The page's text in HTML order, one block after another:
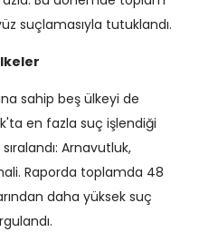
suçlamasıyla tutuklandı.
sahip beş ülkeyi de
en fazla suç işlendiği
Arnavutluk,
Raporda toplamda 48
daha yüksek suç